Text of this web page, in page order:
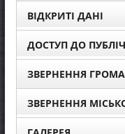
ВІДКРИТІ ДАНІ
ДОСТУП ДО
ЗВЕРНЕННЯ
ЗВЕРНЕННЯ